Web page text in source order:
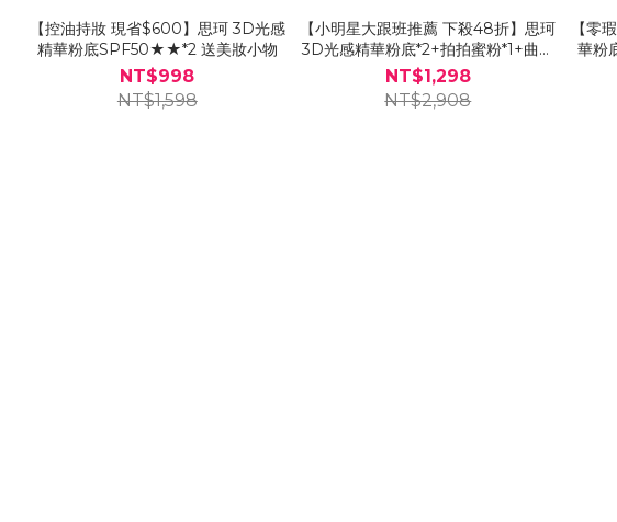
【控油持妝 現省$600】思珂 3D光感
精華粉底SPF50★★*2 送美妝小物
NT$998
NT$1,598
【小明星大跟班推薦 下殺48折】思珂
3D光感精華粉底*2+拍拍蜜粉*1+曲線
油漆粉底刷*1
NT$1,298
NT$2,908
【零
華粉